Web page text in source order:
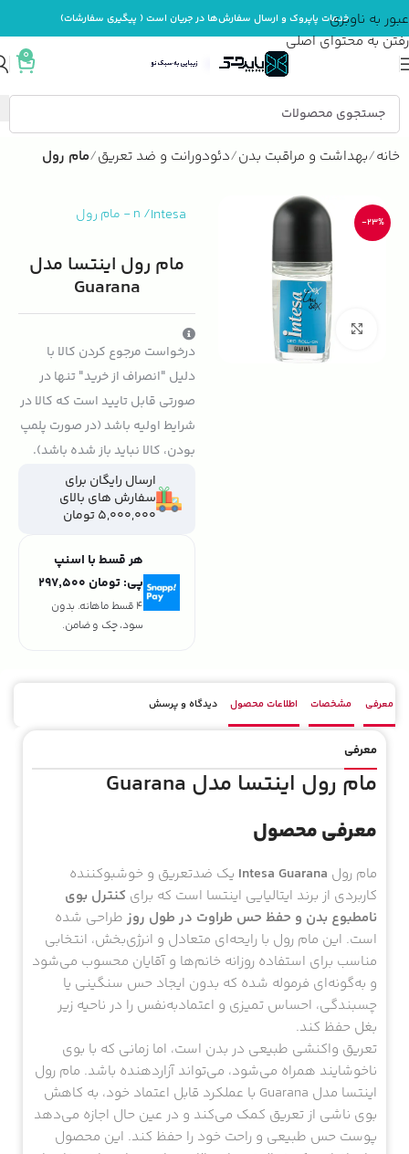
عبور به ناوبری
رفتن به محتوای اصلی
خدمات پاپروک و ارسال سفارش‌ها در جریان است ( پیگیری سفارشات)
0
خانه بهداشت و مراقبت بدن دئودورانت و ضد تعریق مام رول
-23%
بزرگنمایی تصویر
Intesa
/
n
- مام رول
مام رول اینتسا مدل
Guarana
درخواست مرجوع کردن کالا با
دلیل "انصراف از خرید" تنها در
صورتی قابل تایید است که کالا در
شرایط اولیه باشد (در صورت پلمپ
بودن، کالا نباید باز شده باشد).
ارسال رایگان برای
سفارش های بالای
5,000,000 تومان
هر قسط با اسنپ
پی:تومان ۲۹۷٬۵۰۰
4 قسط ماهانه. بدون
سود، چک و ضامن.
معرفی مشخصات اطلاعات محصول دیدگاه و پرسش
معرفی
مام رول اینتسا مدل Guarana
معرفی محصول
مام رول Intesa Guarana یک ضدتعریق و خوشبوکننده
کاربردی از برند ایتالیایی اینتسا است که برای کنترل بوی
نامطبوع بدن و حفظ حس طراوت در طول روز طراحی شده
است. این مام رول با رایحه‌ای متعادل و انرژی‌بخش، انتخابی
مناسب برای استفاده روزانه خانم‌ها و آقایان محسوب می‌شود
و به‌گونه‌ای فرموله شده که بدون ایجاد حس سنگینی یا
چسبندگی، احساس تمیزی و اعتمادبه‌نفس را در ناحیه زیر
بغل حفظ کند.
تعریق واکنشی طبیعی در بدن است، اما زمانی که با بوی
ناخوشایند همراه می‌شود، می‌تواند آزاردهنده باشد. مام رول
اینتسا مدل Guarana با عملکرد قابل اعتماد خود، به کاهش
بوی ناشی از تعریق کمک می‌کند و در عین حال اجازه می‌دهد
پوست حس طبیعی و راحت خود را حفظ کند. این محصول